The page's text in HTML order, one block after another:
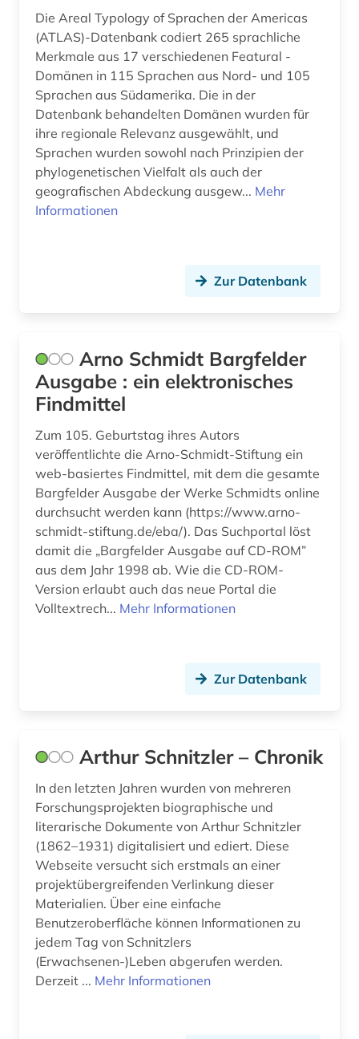
handbuch (1)
handke (1)
handschrift (4)
hardy (1)
hebräisch (4)
held (1)
herwarth (1)
hessisches staatsarchiv marburg (1)
hispanistik (10)
historische persönlichkeit (1)
historische sprachwissenschaft (1)
hochschule (1)
holocaust (1)
horrorliteratur (1)
hörspiel (2)
hörtext (1)
ida dehmel (1)
index (1)
indigenes volk (1)
indische sprachen (1)
indoarische sprachen (1)
indologie (2)
Die Areal Typology of Sprachen der Americas
(ATLAS)-Datenbank codiert 265 sprachliche
Merkmale aus 17 verschiedenen Featural -
Domänen in 115 Sprachen aus Nord- und 105
Sprachen aus Südamerika. Die in der
Datenbank behandelten Domänen wurden für
ihre regionale Relevanz ausgewählt, und
Sprachen wurden sowohl nach Prinzipien der
phylogenetischen Vielfalt als auch der
geografischen Abdeckung ausgew... Mehr
Informationen
Zur Datenbank
Arno Schmidt Bargfelder
Ausgabe : ein elektronisches
Findmittel
Zum 105. Geburtstag ihres Autors
veröffentlichte die Arno-Schmidt-Stiftung ein
web-basiertes Findmittel, mit dem die gesamte
Bargfelder Ausgabe der Werke Schmidts online
durchsucht werden kann (https://www.arno-
schmidt-stiftung.de/eba/). Das Suchportal löst
damit die „Bargfelder Ausgabe auf CD-ROM”
aus dem Jahr 1998 ab. Wie die CD-ROM-
Version erlaubt auch das neue Portal die
Volltextrech... Mehr Informationen
Zur Datenbank
Arthur Schnitzler – Chronik
In den letzten Jahren wurden von mehreren
Forschungsprojekten biographische und
literarische Dokumente von Arthur Schnitzler
(1862–1931) digitalisiert und ediert. Diese
Webseite versucht sich erstmals an einer
projektübergreifenden Verlinkung dieser
Materialien. Über eine einfache
Benutzeroberfläche können Informationen zu
jedem Tag von Schnitzlers
(Erwachsenen-)Leben abgerufen werden.
Derzeit ... Mehr Informationen